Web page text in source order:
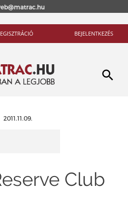
BEJELENTKEZÉS
2011.11.09.
Club